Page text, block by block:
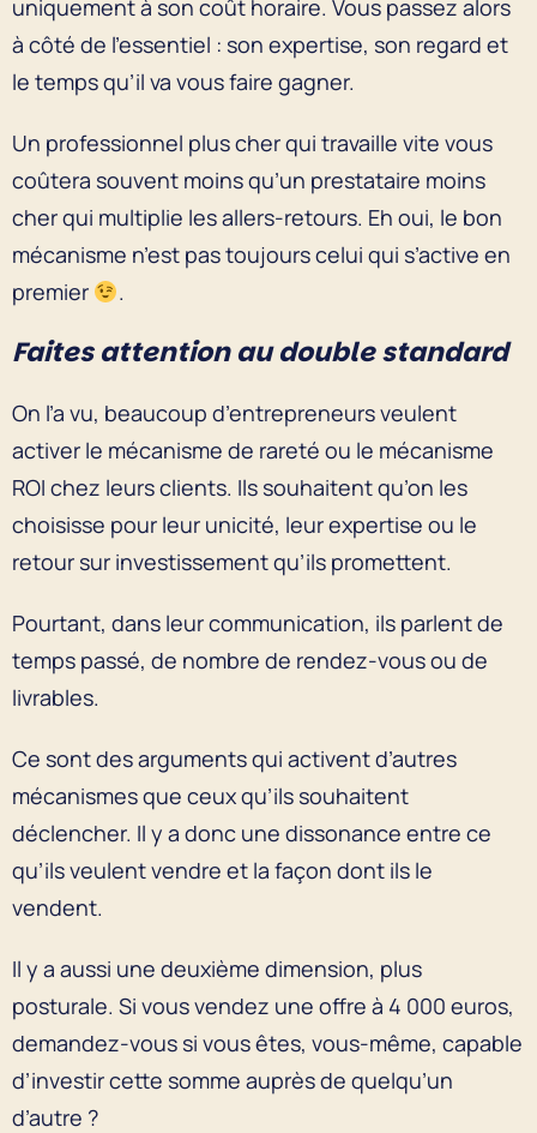
uniquement à son coût horaire. Vous passez alors
à côté de l’essentiel : son expertise, son regard et
le temps qu’il va vous faire gagner.
Un professionnel plus cher qui travaille vite vous
coûtera souvent moins qu’un prestataire moins
cher qui multiplie les allers-retours. Eh oui, le bon
mécanisme n’est pas toujours celui qui s’active en
premier
.
Faites attention au double standard
On l’a vu, beaucoup d’entrepreneurs veulent
activer le mécanisme de rareté ou le mécanisme
ROI chez leurs clients. Ils souhaitent qu’on les
choisisse pour leur unicité, leur expertise ou le
retour sur investissement qu’ils promettent.
Pourtant, dans leur communication, ils parlent de
temps passé, de nombre de rendez-vous ou de
livrables.
Ce sont des arguments qui activent d’autres
mécanismes que ceux qu’ils souhaitent
déclencher. Il y a donc une dissonance entre ce
qu’ils veulent vendre et la façon dont ils le
vendent.
Il y a aussi une deuxième dimension, plus
posturale. Si vous vendez une offre à 4 000 euros,
demandez-vous si vous êtes, vous-même, capable
d’investir cette somme auprès de quelqu’un
d’autre ?